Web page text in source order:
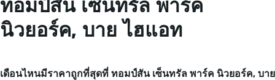
ทอมป์สัน เซ็นทรัล พาร์ค
นิวยอร์ค, บาย ไฮแอท
เดือนไหนมีราคาถูกที่สุดที่ ทอมป์สัน เซ็นทรัล พาร์ค นิวยอร์ค, บาย